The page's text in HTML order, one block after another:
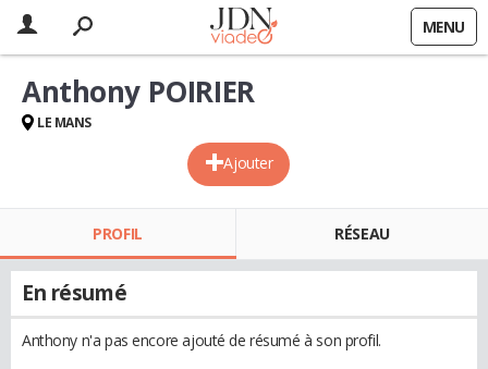
MENU
Ajouter
Anthony POIRIER
LE MANS
PROFIL RÉSEAU
En résumé
Anthony n'a pas encore ajouté de résumé à son profil.